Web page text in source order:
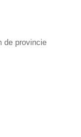
de provincie